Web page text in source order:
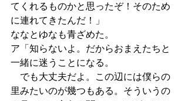
てくれるものかと思ったぞ！そのため
に連れてきたんだ！」
ななとゆなも青ざめた。
ア「知らないよ。だからおまえたちと
一緒に迷うことになる。
でも大丈夫だよ。この辺には僕らの
里みたいのが幾つもある。そういうの